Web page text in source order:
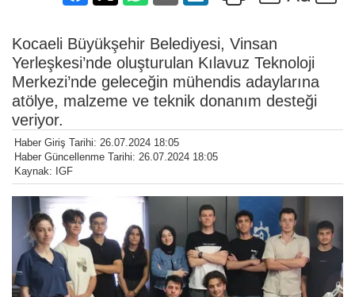
Kocaeli Büyükşehir Belediyesi, Vinsan
Yerleşkesi’nde oluşturulan Kılavuz Teknoloji
Merkezi’nde geleceğin mühendis adaylarına
atölye, malzeme ve teknik donanım desteği
veriyor.
Haber Giriş Tarihi: 26.07.2024 18:05
Haber Güncellenme Tarihi: 26.07.2024 18:05
Kaynak: IGF